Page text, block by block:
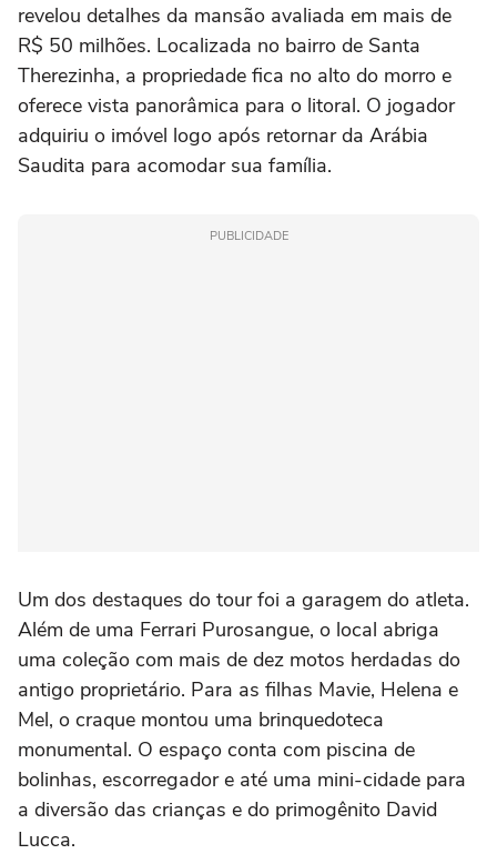
revelou detalhes da mansão avaliada em mais de
R$ 50 milhões. Localizada no bairro de Santa
Therezinha, a propriedade fica no alto do morro e
oferece vista panorâmica para o litoral. O jogador
adquiriu o imóvel logo após retornar da Arábia
Saudita para acomodar sua família.
PUBLICIDADE
Um dos destaques do tour foi a garagem do atleta.
Além de uma Ferrari Purosangue, o local abriga
uma coleção com mais de dez motos herdadas do
antigo proprietário. Para as filhas Mavie, Helena e
Mel, o craque montou uma brinquedoteca
monumental. O espaço conta com piscina de
bolinhas, escorregador e até uma mini-cidade para
a diversão das crianças e do primogênito David
Lucca.